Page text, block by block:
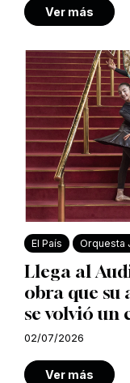
Ver más
El País Orquesta
Llega al
obra que su
se volvió un
02/07/2026
Ver más